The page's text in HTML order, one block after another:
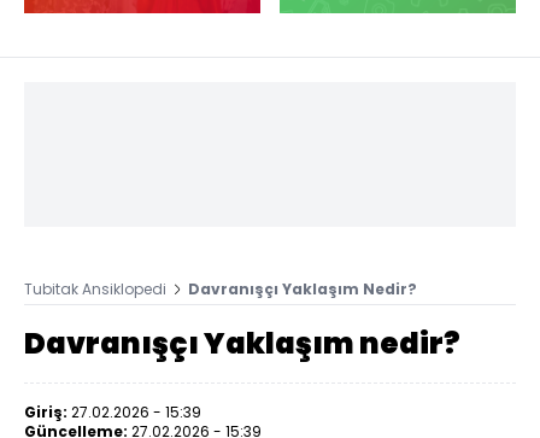
Tubitak Ansiklopedi Davranışçı Yaklaşım Nedir?
Davranışçı Yaklaşım nedir?
Giriş: 27.02.2026 - 15:39
Güncelleme: 27.02.2026 - 15:39